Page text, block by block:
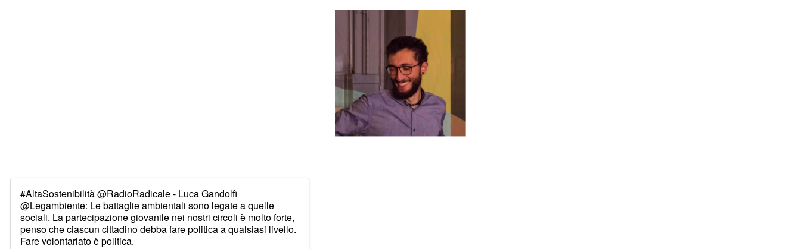
#AltaSostenibilità@RadioRadicale- Luca Gandolfi
@Legambiente: Le battaglie ambientali sono legate a quelle
sociali. La partecipazione giovanile nei nostri circoli è molto forte,
penso che ciascun cittadino debba fare politica a qualsiasi livello.
Fare volontariato è politica.